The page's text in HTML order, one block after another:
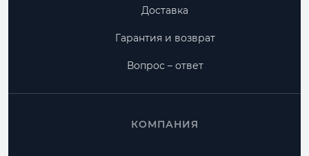
Доставка
Гарантия и возврат
Вопрос – ответ
КОМПАНИЯ